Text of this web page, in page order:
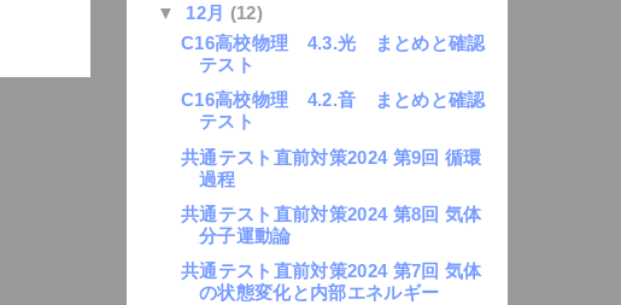
▼ 12月 (12)
C16高校物理 4.3.光 まとめと確認
テスト
C16高校物理 4.2.音 まとめと確認
テスト
共通テスト直前対策2024 第9回 循環
過程
共通テスト直前対策2024 第8回 気体
分子運動論
共通テスト直前対策2024 第7回 気体
の状態変化と内部エネルギー